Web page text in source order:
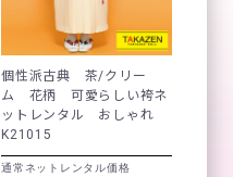
個性派古典 茶/クリー
ム 花柄 可愛らしい袴ネ
ットレンタル おしゃれ
K21015
通常ネットレンタル価格